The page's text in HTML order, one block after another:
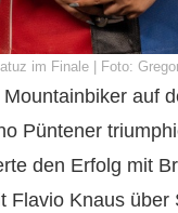
im Finale | Foto:
auf
Püntener
den Erfolg mit
Flavio Knaus über